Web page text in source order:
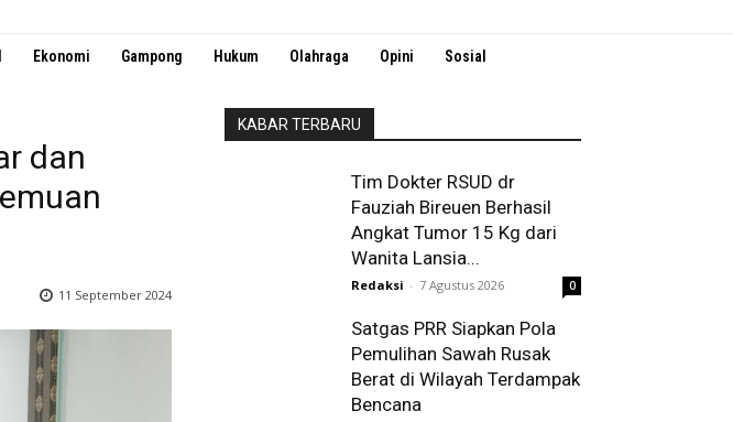
Ekonomi Gampong Hukum Olahraga Opini Sosial
dan
11 September 2024
KABAR TERBARU
Tim Dokter RSUD dr
Fauziah Bireuen Berhasil
Angkat Tumor 15 Kg dari
Wanita Lansia...
Redaksi - 7 Agustus 2026 0
Satgas PRR Siapkan Pola
Pemulihan Sawah Rusak
Berat di Wilayah Terdampak
Bencana